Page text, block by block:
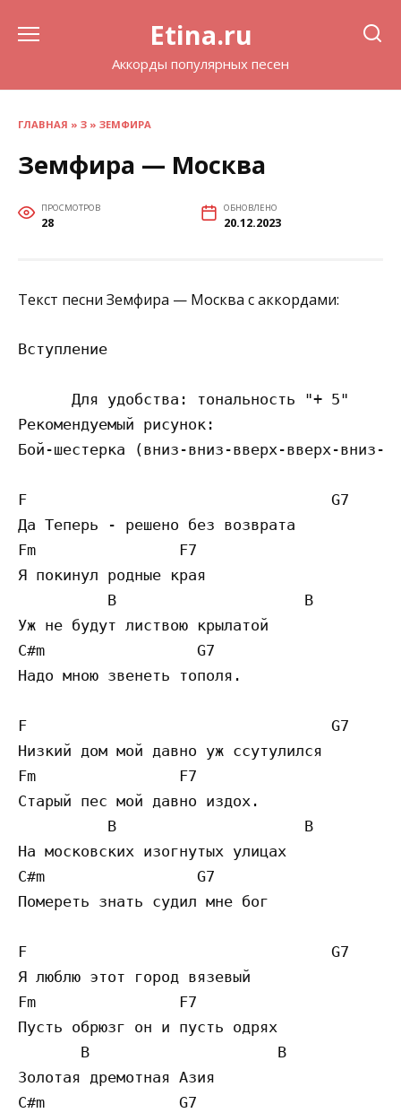
Etina.ru
Аккорды популярных песен
ГЛАВНАЯ » З » ЗЕМФИРА
Земфира — Москва
ПРОСМОТРОВ
28
ОБНОВЛЕНО
20.12.2023
Текст песни Земфира — Москва с аккордами:
Вступление
      Для удобства: тональность "+ 5"
Рекомендуемый рисунок:
Бой-шестерка (вниз-вниз-вверх-вверх-вниз-
F                                  G7
Да Теперь - решено без возврата
Fm                F7
Я покинул родные края
          B                     B
Уж не будут листвою крылатой
C#m                 G7
Надо мною звенеть тополя.
F                                  G7
Низкий дом мой давно уж ссутулился
Fm                F7
Старый пес мой давно издох.
          B                     B
На московских изогнутых улицах
C#m                 G7
Помереть знать судил мне бог
F                                  G7
Я люблю этот город вязевый
Fm                F7
Пусть обрюзг он и пусть одрях
       B                     B
Золотая дремотная Азия
C#m               G7